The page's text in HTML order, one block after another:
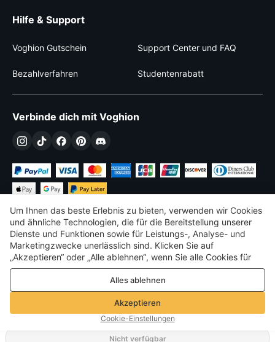
Nicht verfügbar
Hilfe & Support
Voghion Gutschein Support Center und FAQ
Bezahlverfahren Studentenrabatt
Verbinde dich mit Voghion
€ EUR Germany
©2026 Voghion
Terms & amp; Bedingungen
Datenschutz- und Cookie-Richtlinie
Community-Richtlinien
Um Ihnen das beste Erlebnis zu bieten, verwenden wir Cookies
und ähnliche Technologien, die für die Bereitstellung unserer
Dienste und Funktionen sowie für Leistungs-, Analyse- und
Marketingzwecke unerlässlich sind. Klicken Sie auf
„Akzeptieren“ oder „Alle ablehnen“, wenn Sie alle Cookies für
Leistungs-, Analyse- und Marketingzwecke zulassen oder
ablehnen möchten. Weitere Informationen finden Sie in unserer
Datenschutz- und Cookie-Richtlinie
Alles ablehnen
Akzeptieren
Cookie-Einstellungen